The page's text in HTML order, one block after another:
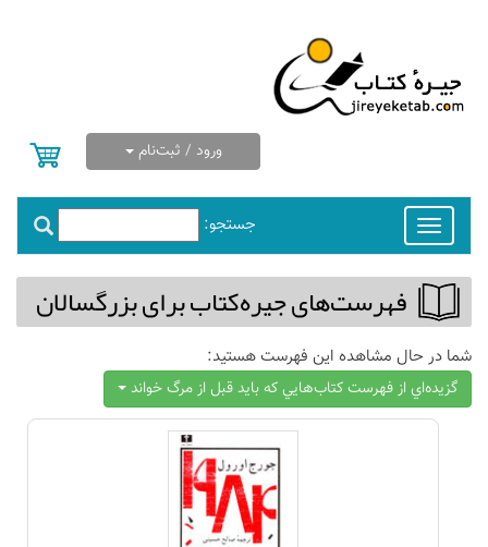
ورود / ثبت‌نام
جستجو:
Toggle
navigation
فهرست‌های جیره‌كتاب برای بزرگسالان
شما در حال مشاهده این فهرست هستید:
گزيده‌اي از فهرست كتاب‌هايي كه بايد قبل از مرگ خواند